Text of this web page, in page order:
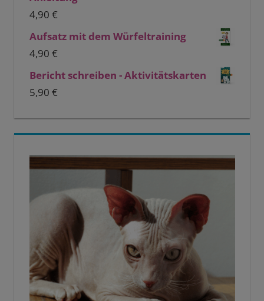
4,90 €
Aufsatz mit dem Würfeltraining
4,90 €
Bericht schreiben - Aktivitätskarten
5,90 €